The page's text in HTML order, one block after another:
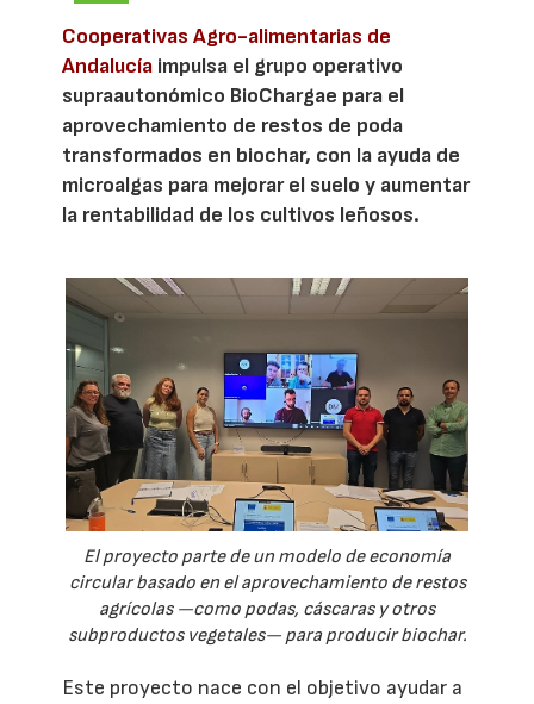
Cooperativas Agro-alimentarias de
Andalucía impulsa el grupo operativo
supraautonómico BioChargae para el
aprovechamiento de restos de poda
transformados en biochar, con la ayuda de
microalgas para mejorar el suelo y aumentar
la rentabilidad de los cultivos leñosos.
El proyecto parte de un modelo de economía
circular basado en el aprovechamiento de restos
agrícolas —como podas, cáscaras y otros
subproductos vegetales— para producir biochar.
Este proyecto nace con el objetivo ayudar a